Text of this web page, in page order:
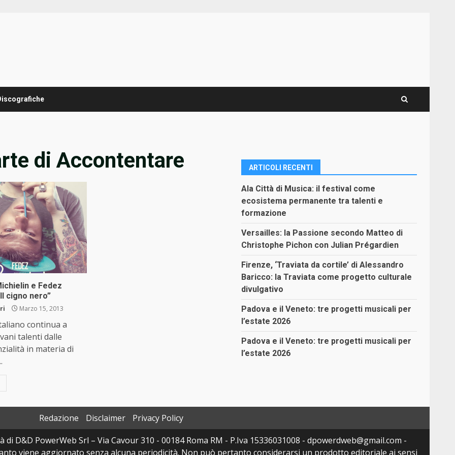
di Accontentare
e Fedez
cigno nero”
Marzo 15, 2013
continua a
talenti dalle
in materia di
ARTICOLI RECENTI
Ala Città di Musica: il festival come
ecosistema permanente tra talenti e
formazione
Versailles: la Passione secondo Matteo di
Christophe Pichon con Julian Prégardien
Firenze, ‘Traviata da cortile’ di Alessandro
Baricco: la Traviata come progetto culturale
divulgativo
Padova e il Veneto: tre progetti musicali per
l’estate 2026
Padova e il Veneto: tre progetti musicali per
l’estate 2026
Redazione Disclaimer
Privacy Policy
D&D PowerWeb Srl – Via Cavour 310 - 00184 Roma RM - P.Iva 15336031008 - dpowerdweb@gmail.com -
viene aggiornato senza alcuna periodicità. Non può pertanto considerarsi un prodotto editoriale ai sensi